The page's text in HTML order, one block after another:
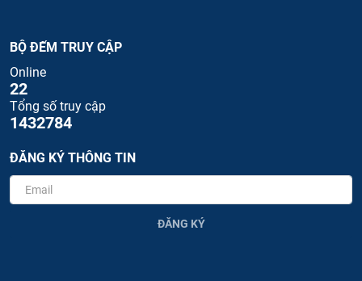
BỘ ĐẾM TRUY CẬP
Online
22
Tổng số truy cập
1432784
ĐĂNG KÝ THÔNG TIN
ĐĂNG KÝ